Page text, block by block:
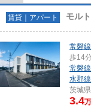
賃貸｜アパート モル
常磐線
歩14
常磐線
水郡線
茨城県
3.4